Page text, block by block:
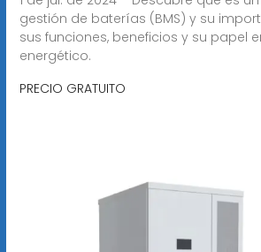
gestión de baterías (BMS) y su
sus funciones, beneficios y su papel
energético.
PRECIO GRATUITO